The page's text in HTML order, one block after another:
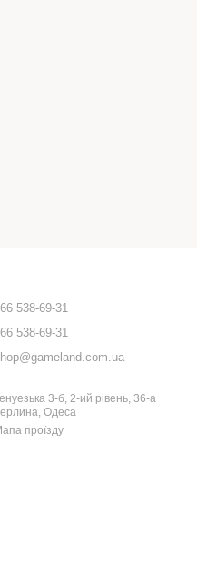
538-69-31
538-69-31
3-б, 2-ий рівень, 36-а
Одеса
проїзду